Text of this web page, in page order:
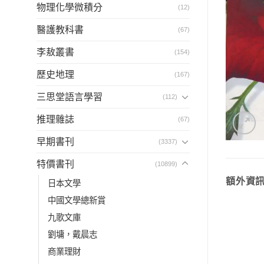
物理化學微積分 (12)
醫護教科書 (67)
李敖叢書 (154)
歷史地理 (167)
三思堂語言學習 (112)
推理雜誌 (67)
早期書刊 (3337)
特價書刊 (10899)
日本文學
中國文學總新賞
九歌文庫
劉墉，戴晨志
商業理財
額外資